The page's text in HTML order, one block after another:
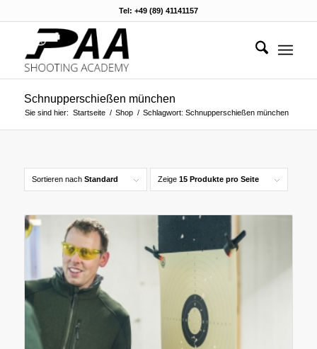
Tel: +49 (89) 41141157
Schnupperschießen münchen
Sie sind hier: Startseite / Shop / Schlagwort: Schnupperschießen münchen
Sortieren nach Standard Zeige 15 Produkte pro Seite